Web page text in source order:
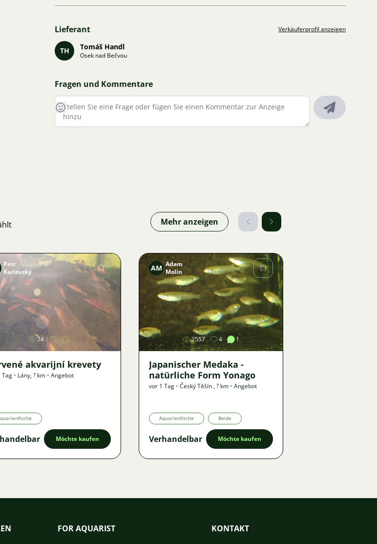
Lieferant Verkäuferprofil anzeigen
TH Tomáš Handl
Osek nad Bečvou
Fragen und Kommentare
Mehr anzeigen
Bild
Petr
Karlovský
74
akvarijní krevety
Tag • Lány,? km • Angebot
Möchte kaufen
Bild
AM Adam
Molin
2557 4 1
Japanischer Medaka -
natürliche Form Yonago
vor 1 Tag • Český Těšín ,? km • Angebot
Aquarienfische Beide
Verhandelbar Möchte kaufen
FOR AQUARIST KONTAKT